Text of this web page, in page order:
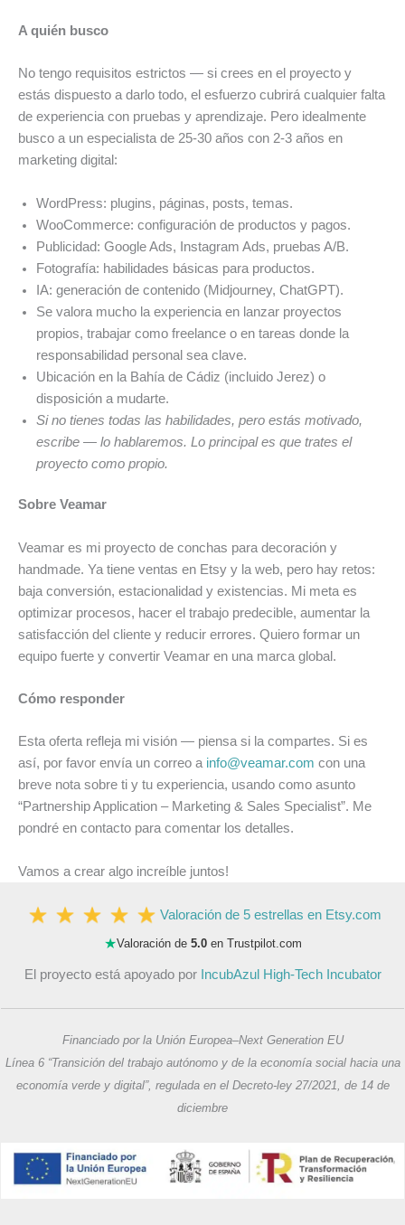
A quién busco
No tengo requisitos estrictos — si crees en el proyecto y
estás dispuesto a darlo todo, el esfuerzo cubrirá cualquier falta
de experiencia con pruebas y aprendizaje. Pero idealmente
busco a un especialista de 25-30 años con 2-3 años en
marketing digital:
WordPress: plugins, páginas, posts, temas.
WooCommerce: configuración de productos y pagos.
Publicidad: Google Ads, Instagram Ads, pruebas A/B.
Fotografía: habilidades básicas para productos.
IA: generación de contenido (Midjourney, ChatGPT).
Se valora mucho la experiencia en lanzar proyectos
propios, trabajar como freelance o en tareas donde la
responsabilidad personal sea clave.
Ubicación en la Bahía de Cádiz (incluido Jerez) o
disposición a mudarte.
Si no tienes todas las habilidades, pero estás motivado,
escribe — lo hablaremos. Lo principal es que trates el
proyecto como propio.
Sobre Veamar
Veamar es mi proyecto de conchas para decoración y
handmade. Ya tiene ventas en Etsy y la web, pero hay retos:
baja conversión, estacionalidad y existencias. Mi meta es
optimizar procesos, hacer el trabajo predecible, aumentar la
satisfacción del cliente y reducir errores. Quiero formar un
equipo fuerte y convertir Veamar en una marca global.
Cómo responder
Esta oferta refleja mi visión — piensa si la compartes. Si es
así, por favor envía un correo a info@veamar.com con una
breve nota sobre ti y tu experiencia, usando como asunto
“Partnership Application – Marketing & Sales Specialist”. Me
pondré en contacto para comentar los detalles.
Vamos a crear algo increíble juntos!
Valoración de 5 estrellas en Etsy.com
★Valoración de 5.0en Trustpilot.com
El proyecto está apoyado por IncubAzul High-Tech Incubator
Financiado por la Unión Europea–Next Generation EU
Línea 6 “Transición del trabajo autónomo y de la economía social hacia una
economía verde y digital”, regulada en el Decreto-ley 27/2021, de 14 de
diciembre